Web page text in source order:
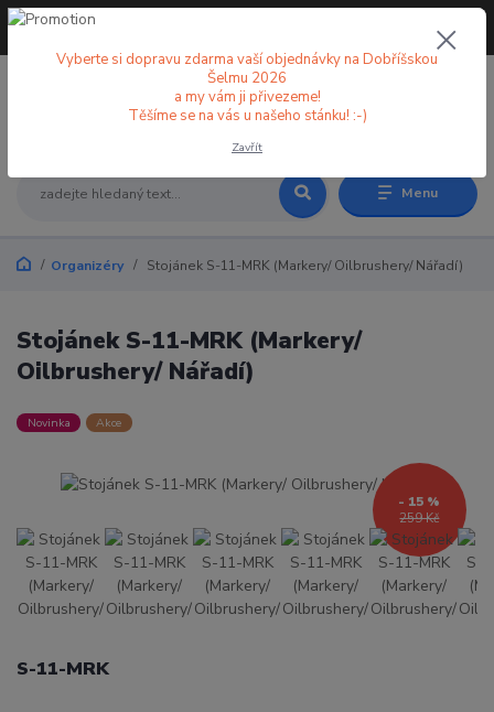
Menu
+420 773 998 582
Organizéry Stojánek S-11-MRK (Markery/ Oilbrushery/ Nářadí)
Stojánek S-11-MRK (Markery/
Oilbrushery/ Nářadí)
Novinka Akce
259 Kč
- 15 %
S-11-MRK
Vyberte si dopravu zdarma vaší objednávky na Dobříšskou
Šelmu 2026
a my vám ji přivezeme!
Těšíme se na vás u našeho stánku! :-)
Zavřít